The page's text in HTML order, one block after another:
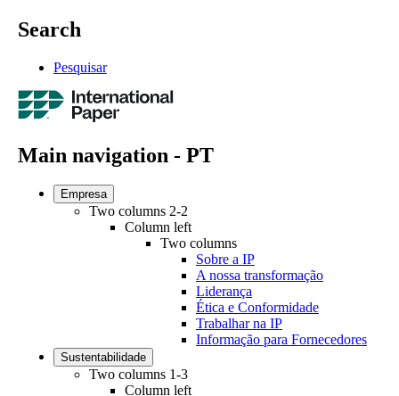
Search
Pesquisar
Main navigation - PT
Empresa
Two columns 2-2
Column left
Two columns
Sobre a IP
A nossa transformação
Liderança
Ética e Conformidade
Trabalhar na IP
Informação para Fornecedores
Sustentabilidade
Two columns 1-3
Column left